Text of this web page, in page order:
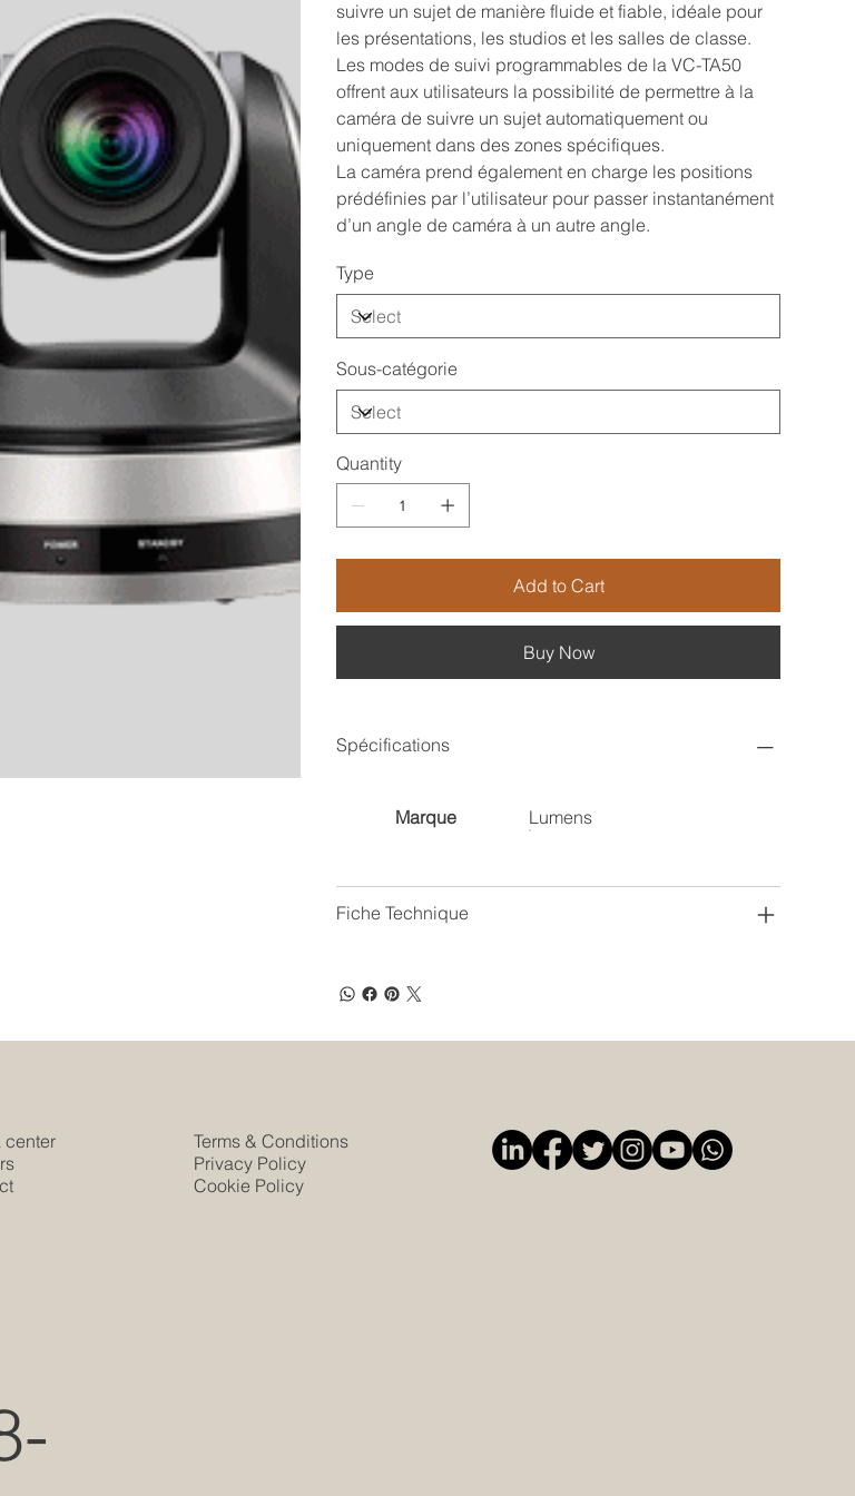
suivre un sujet de manière fluide et fiable, idéale pour
les présentations, les studios et les salles de classe.
Les modes de suivi programmables de la VC-TA50
offrent aux utilisateurs la possibilité de permettre à la
caméra de suivre un sujet automatiquement ou
uniquement dans des zones spécifiques.
La caméra prend également en charge les positions
prédéfinies par l’utilisateur pour passer instantanément
d’un angle de caméra à un autre angle.
Type
Sous-catégorie
Quantity
Add to Cart
Buy Now
Spécifications
Marque Lumens
Fiche Technique
center
Terms & Conditions
Privacy Policy
Cookie Policy